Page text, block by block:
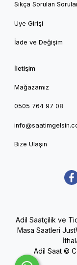
Sıkça Sorulan
Üye Girişi
İade ve Değişim
İletişim
Mağazamız
0505 764 97 08
Bize Ulaşın
Adil Saatçilik ve
Masa Saatleri
Adil Saat ©